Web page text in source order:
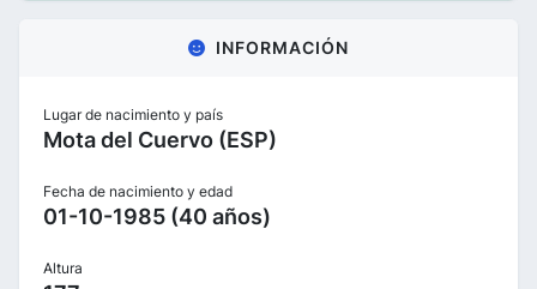
INFORMACIÓN
Lugar de nacimiento y país
Mota del Cuervo (ESP)
Fecha de nacimiento y edad
01-10-1985 (40 años)
Altura